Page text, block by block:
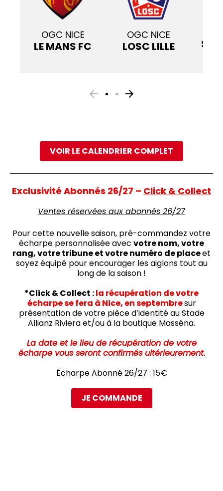
OGC NICE
LE MANS FC
OGC NICE
LOSC LILLE
VOIR LE CALENDRIER COMPLET
Exclusivité Abonnés 26/27 – Click & Collect
Ventes réservées aux abonnés 26/27
Pour cette nouvelle saison, pré-commandez votre
écharpe personnalisée avec votre nom, votre
rang, votre tribune et votre numéro de placeet
soyez équipé pour encourager les aiglons tout au
long de la saison !
*Click & Collect :la récupération de votre
écharpe se fera à Nice, en septembresur
présentation de votre pièce d’identité au Stade
Allianz Riviera et/ou à la boutique Masséna.
La date et le lieu de récupération de votre
écharpe vous seront confirmés ultérieurement.
Écharpe Abonné 26/27 : 15€
JE COMMANDE